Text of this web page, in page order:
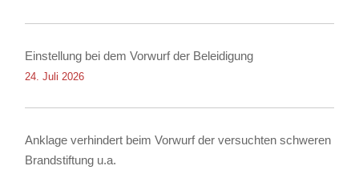
Einstellung bei dem Vorwurf der Beleidigung
24. Juli 2026
Anklage verhindert beim Vorwurf der versuchten schweren
Brandstiftung u.a.